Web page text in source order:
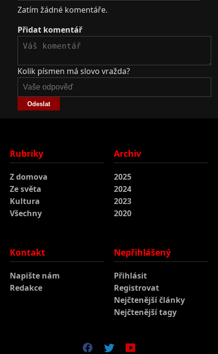
Zatím žádné komentáře.
Přidat komentář
Kolik písmen má slovo vražda?
Odeslat
Rubriky
Z domova
Ze světa
Kultura
Všechny
Archiv
2025
2024
2023
2020
Kontakt
Napište nám
Redakce
Nepřihlášený
Přihlásit
Registrovat
Nejčtenější články
Nejčtenější tagy